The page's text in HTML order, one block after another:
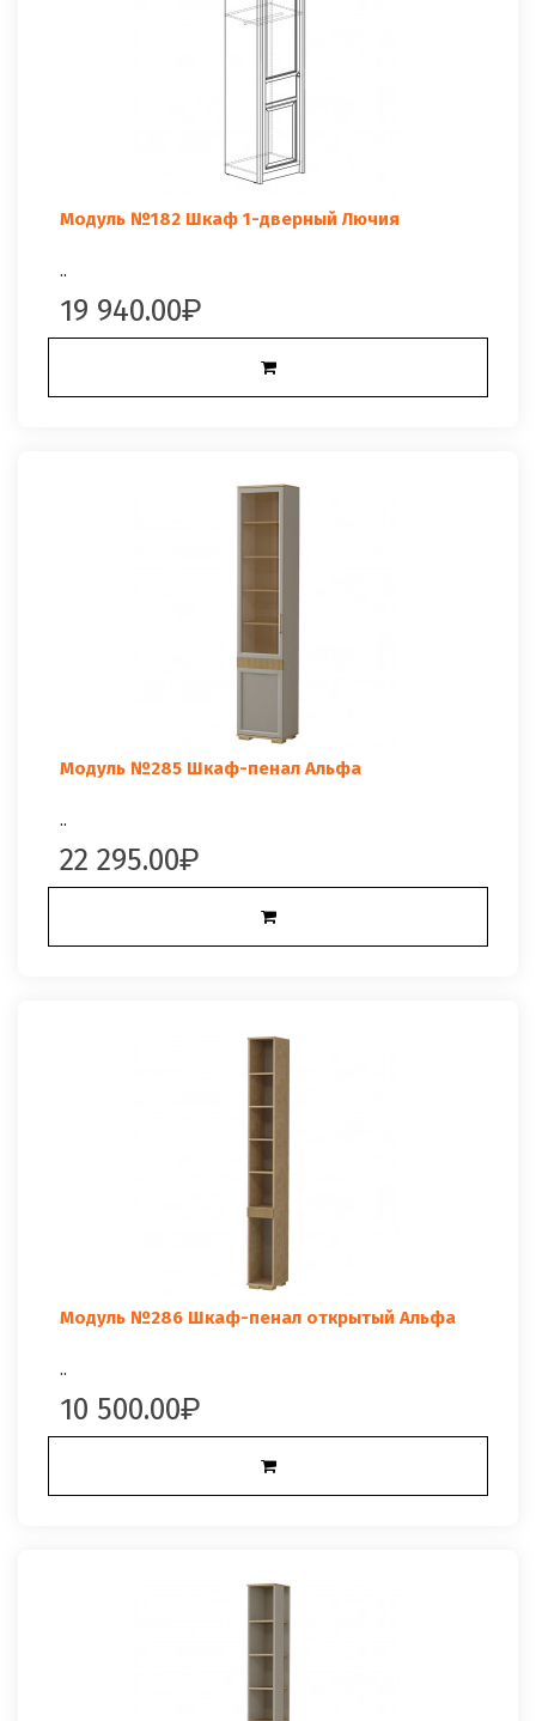
Модуль №182 Шкаф 1-дверный Лючия
..
19 940.00
Модуль №285 Шкаф-пенал Альфа
..
22 295.00
Модуль №286 Шкаф-пенал открытый Альфа
..
10 500.00